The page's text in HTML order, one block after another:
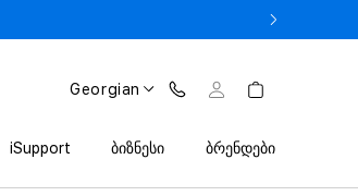
2 649 ლარიდან Trade In პროგრამით
Georgian
iSupport ბიზნესი ბრენდები